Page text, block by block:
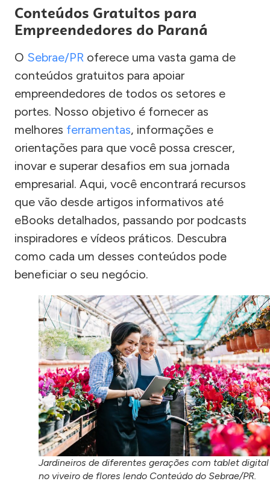
Conteúdos Gratuitos para
Empreendedores do Paraná
O Sebrae/PR oferece uma vasta gama de
conteúdos gratuitos para apoiar
empreendedores de todos os setores e
portes. Nosso objetivo é fornecer as
melhores ferramentas, informações e
orientações para que você possa crescer,
inovar e superar desafios em sua jornada
empresarial. Aqui, você encontrará recursos
que vão desde artigos informativos até
eBooks detalhados, passando por podcasts
inspiradores e vídeos práticos. Descubra
como cada um desses conteúdos pode
beneficiar o seu negócio.
Jardineiros de diferentes gerações com tablet digital
no viveiro de flores lendo Conteúdo do Sebrae/PR.